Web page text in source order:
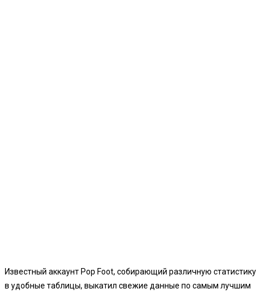
Известный аккаунт Pop Foot, собирающий различную статистику
в удобные таблицы, выкатил свежие данные по самым лучшим